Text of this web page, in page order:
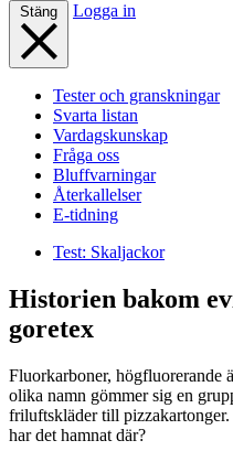
Stäng Logga in
Tester och granskningar
Svarta listan
Vardagskunskap
Fråga oss
Bluffvarningar
Återkallelser
E-tidning
Test: Skaljackor
Historien bakom
goretex
Fluorkarboner, högfluorerande
olika namn gömmer sig en
friluftskläder till
har det hamnat där?